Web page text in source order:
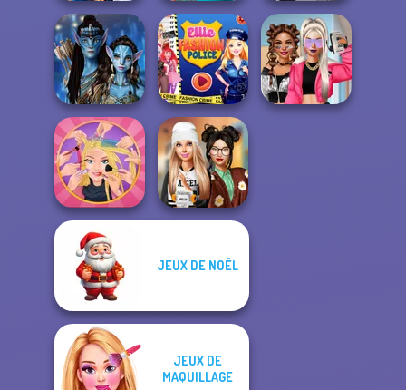
Sailor Moon And
Friends Cosmic...
Nerd To Popular
Makeover Mania
SNK Cosplayer
Avatar Na'vi
Warriors Saga
Ellie Fashion
Police
Extreme
Makeover
Dress To Impress
JEUX DE NOËL
JEUX DE
MAQUILLAGE